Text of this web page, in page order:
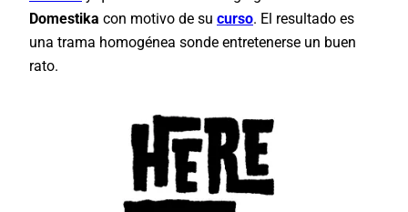
Domestika con motivo de su curso. El resultado es
una trama homogénea sonde entretenerse un buen
rato.